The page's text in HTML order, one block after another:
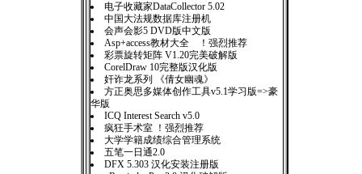
电子收藏家DataCollector 5.02
中国大法规数据库注册机
会声会影5 DVD版中文版
Asp+access教材大全 ！强烈推荐
彩票旋转矩阵 V1.20完美破解版
CorelDraw 10完整版汉化版
奸诈龙系列 《倩女幽魂》
方正奥思多媒体创作工具v5.1学习版=>豪
华版
ICQ Interest Search v5.0
疯狂手术室 ！强烈推荐
大学学籍成绩综合管理系统
五笔一日通2.0
DFX 5.303 汉化安装注册版